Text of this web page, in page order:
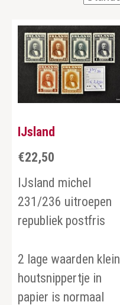
IJsland
€22,50
IJsland michel
231/236 uitroepen
republiek postfris
2 lage waarden klein
houtsnippertje in
papier is normaal